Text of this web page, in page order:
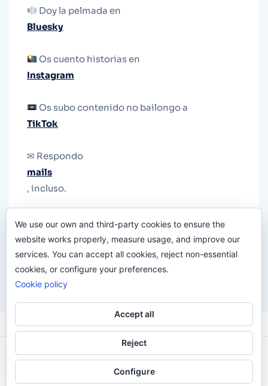
Doy la pelmada en
Bluesky
Os cuento historias en
Instagram
Os subo contenido no bailongo a
TikTok
✉ Respondo
mails
, incluso.
le quiten el teléfono.
Odi O'Malley © 2016-2025. Todos Los Derechos
Reservados.
We use our own and third-party cookies to ensure the
website works properly, measure usage, and improve our
services. You can accept all cookies, reject non-essential
cookies, or configure your preferences.
Cookie policy
Accept all
Reject
Configure